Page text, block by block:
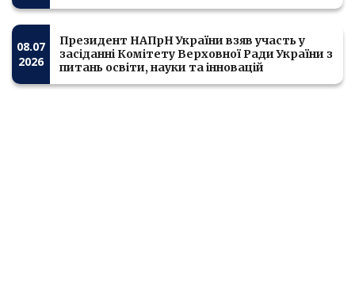
08.07
2026
Президент НАПрН України взяв участь у
засіданні Комітету Верховної Ради України з
питань освіти, науки та інновацій